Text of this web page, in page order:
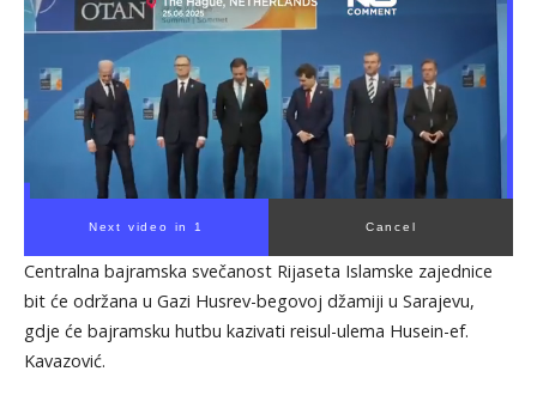
Next video in 1 Cancel
Centralna bajramska svečanost Rijaseta Islamske zajednice
bit će održana u Gazi Husrev-begovoj džamiji u Sarajevu,
gdje će bajramsku hutbu kazivati reisul-ulema Husein-ef.
Kavazović.